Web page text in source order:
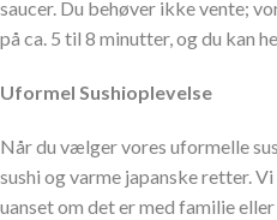
saucer. Du behøver ikke vente;
på ca. 5 til 8 minutter, og du kan
Uformel Sushioplevelse
Når du vælger vores uformelle
sushi og varme japanske retter.
uanset om det er med familie